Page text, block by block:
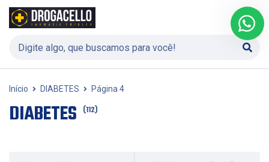
Início DIABETES Página 4
DIABETES (112)